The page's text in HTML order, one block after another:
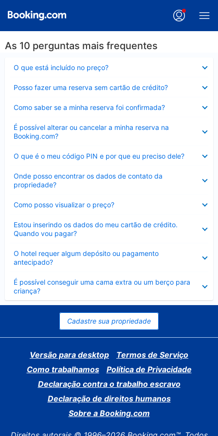
As 10 perguntas mais frequentes
O que está incluído no preço?
Posso fazer uma reserva sem cartão de crédito?
Como saber se a minha reserva foi confirmada?
É possível alterar ou cancelar a minha reserva na
Booking.com?
Contraído
O que é o meu código PIN e por que eu preciso dele?
Onde posso encontrar os dados de contato da
propriedade?
Como posso visualizar o preço?
Estou inserindo os dados do meu cartão de crédito.
Quando vou pagar?
O hotel requer algum depósito ou pagamento
antecipado?
É possível conseguir uma cama extra ou um berço para
criança?
Contraído
Cadastre sua propriedade
Versão para desktop
Termos de Serviço
Como trabalhamos
Política de Privacidade
Declaração contra o trabalho escravo
Declaração de direitos humanos
Sobre a Booking.com